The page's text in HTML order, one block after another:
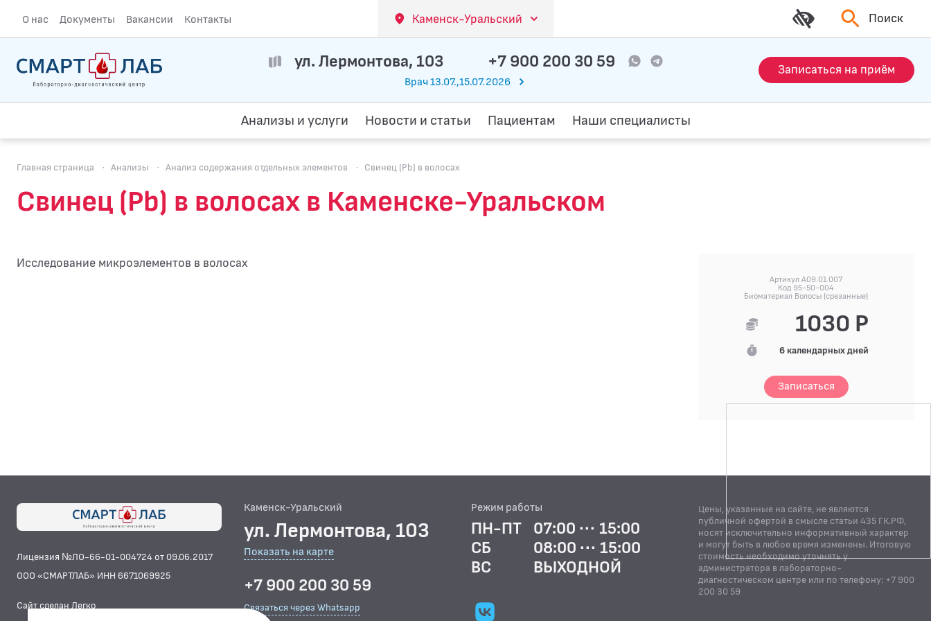
О нас Документы Вакансии Контакты Каменск-Уральский Поиск
ул. Лермонтова, 103 +7 900 200 30 59
Врач 13.07.,15.07.2026
Записаться на приём
Анализы и услуги Новости и статьи Пациентам Наши специалисты
Главная страница · Анализы · Анализ содержания отдельных элементов · Свинец (Pb) в волосах
Свинец (Pb) в волосах в Каменске-Уральском
Исследование микроэлементов в волосах
Артикул A09.01.007
Код 95-50-004
Биоматериал Волосы (срезанные)
1030 Р
6 календарных дней
Записаться
Лицензия №ЛО-66-01-004724 от 09.06.2017
ООО «СМАРТЛАБ» ИНН 6671069925
Сайт сделан Легко
Каменск-Уральский
ул. Лермонтова, 103
Показать на карте
+7 900 200 30 59
Связаться через Whatsapp
Режим работы
ПН-ПТ
07:00 ··· 15:00
СБ
08:00 ··· 15:00
ВС
ВЫХОДНОЙ
Цены, указанные на сайте, не являются
публичной офертой в смысле статьи 435 ГК.РФ,
носят исключительно информативный характер
и могут быть в любое время изменены. Итоговую
стоимость необходимо уточнять у
администратора в лабораторно-
диагностическом центре или по телефону: +7 900
200 30 59